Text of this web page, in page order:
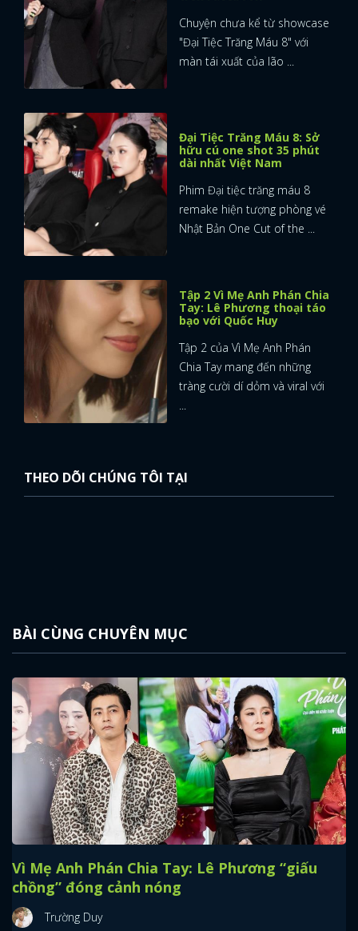
Chuyện chưa kể từ showcase
"Đại Tiệc Trăng Máu 8" với
màn tái xuất của lão ...
Đại Tiệc Trăng Máu 8: Sở
hữu cú one shot 35 phút
dài nhất Việt Nam
Phim Đại tiệc trăng máu 8
remake hiện tượng phòng vé
Nhật Bản One Cut of the ...
Tập 2 Vì Mẹ Anh Phán Chia
Tay: Lê Phương thoại táo
bạo với Quốc Huy
Tập 2 của Vì Mẹ Anh Phán
Chia Tay mang đến những
tràng cười dí dỏm và viral với
THEO DÕI CHÚNG TÔI TẠI
BÀI CÙNG CHUYÊN MỤC
Vì Mẹ Anh Phán Chia Tay: Lê Phương “giấu
chồng” đóng cảnh nóng
Trường Duy